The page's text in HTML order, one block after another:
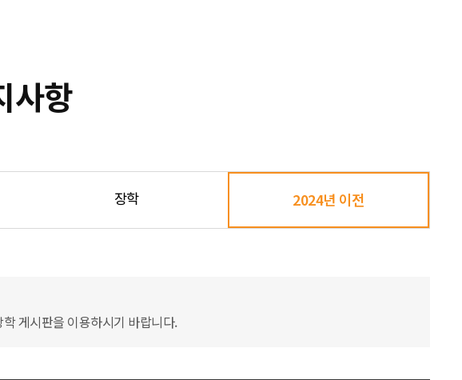
사항
장학 2024년 이전
게시판을 이용하시기 바랍니다.